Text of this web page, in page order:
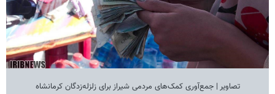
تصاویر | جمع‌آوری کمک‌های مردمی شیراز برای زلزله‌زدگان کرمانشاه